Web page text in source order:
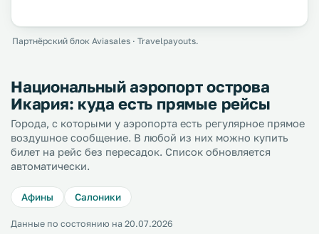
Партнёрский блок Aviasales · Travelpayouts.
Национальный аэропорт острова
Икария: куда есть прямые рейсы
Города, с которыми у аэропорта есть регулярное прямое
воздушное сообщение. В любой из них можно купить
билет на рейс без пересадок. Список обновляется
автоматически.
Афины Салоники
Данные по состоянию на 20.07.2026